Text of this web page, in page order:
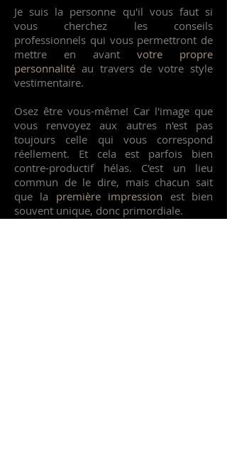
Je suis la personne qu'il vous faut si
vous cherchez les conseils
professionnels qui vous permettront de
mettre en avant votre propre
personnalité au travers de votre style
vestimentaire.
Osez être vous-même! Car l'image que
vous renvoyez aux autres n'est pas
toujours celle qui vous correspond
réellement. Et cela est parfois bien
contre-productif hélas. C'est un lieu
commun de le dire, mais chacun sait
que la première impression est bien
souvent unique, donc primordiale.